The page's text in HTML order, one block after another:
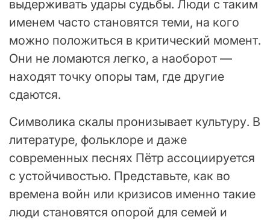
выдерживать удары судьбы. Люди с таким
именем часто становятся теми, на кого
можно положиться в критический момент.
Они не ломаются легко, а наоборот —
находят точку опоры там, где другие
сдаются.
Символика скалы пронизывает культуру. В
литературе, фольклоре и даже
современных песнях Пётр ассоциируется
с устойчивостью. Представьте, как во
времена войн или кризисов именно такие
люди становятся опорой для семей и